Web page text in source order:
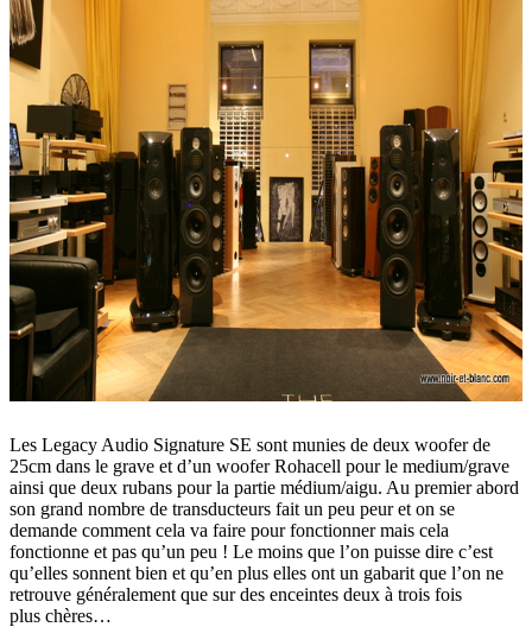
Les Legacy Audio Signature SE sont munies de deux woofer de
25cm dans le grave et d’un woofer Rohacell pour le medium/grave
ainsi que deux rubans pour la partie médium/aigu. Au premier abord
son grand nombre de transducteurs fait un peu peur et on se
demande comment cela va faire pour fonctionner mais cela
fonctionne et pas qu’un peu ! Le moins que l’on puisse dire c’est
qu’elles sonnent bien et qu’en plus elles ont un gabarit que l’on ne
retrouve généralement que sur des enceintes deux à trois fois
plus chères…